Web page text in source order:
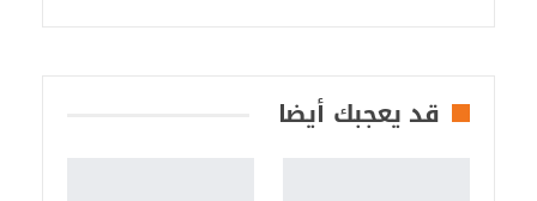
قد يعجبك أيضا